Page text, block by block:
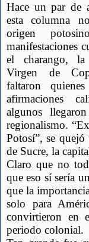
Hace un par de
esta columna
origen
manifestaciones
el charango,
Virgen de
faltaron
afirmaciones
algunos
regionalismo.
Potosí”, se
de Sucre, la
Claro que no
que eso sí sería
que la
solo para
convirtieron en
periodo colonial.